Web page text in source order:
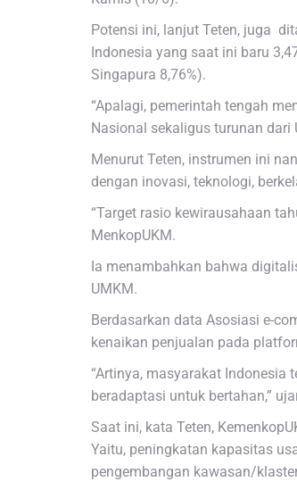
Potensi ini, lanjut Teten, juga
Indonesia yang saat ini baru
Singapura 8,76%).
“Apalagi, pemerintah tengah
Nasional sekaligus turunan dari
Menurut Teten, instrumen ini
dengan inovasi, teknologi,
“Target rasio kewirausahaan
MenkopUKM.
Ia menambahkan bahwa
UMKM.
Berdasarkan data Asosiasi e-
kenaikan penjualan pada
“Artinya, masyarakat Indonesia
beradaptasi untuk bertahan,”
Saat ini, kata Teten,
Yaitu, peningkatan kapasitas
pengembangan kawasan/